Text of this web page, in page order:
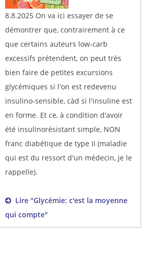
8.8.2025 On va ici essayer de se
démontrer que, contrairement à ce
que certains auteurs low-carb
excessifs prétendent, on peut très
bien faire de petites excursions
glycémiques si l'on est redevenu
insulino-sensible, càd si l'insuline est
en forme. Et ce, à condition d'avoir
été insulinorésistant simple, NON
franc diabétique de type II (maladie
qui est du ressort d'un médecin, je le
rappelle).
Lire "Glycémie: c'est la moyenne
qui compte"